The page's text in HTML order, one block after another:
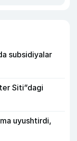
subsidiyalar
Siti”dagi
uyushtirdi,